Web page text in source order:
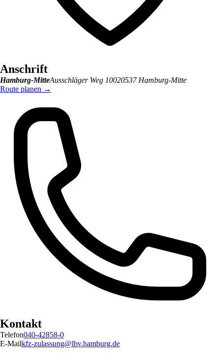
Anschrift
Hamburg-MitteAusschläger Weg 10020537 Hamburg-Mitte
Route planen →
Kontakt
Telefon040-42858-0
E-Mailkfz-zulassung@lbv.hamburg.de